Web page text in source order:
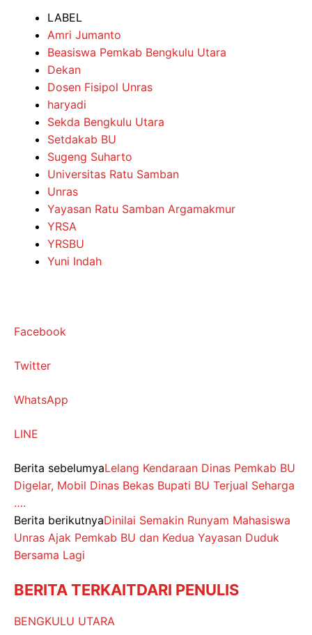
LABEL
Amri Jumanto
Beasiswa Pemkab Bengkulu Utara
Dekan
Dosen Fisipol Unras
haryadi
Sekda Bengkulu Utara
Setdakab BU
Sugeng Suharto
Universitas Ratu Samban
Unras
Yayasan Ratu Samban Argamakmur
YRSA
YRSBU
Yuni Indah
Facebook
Twitter
WhatsApp
LINE
Berita sebelumyaLelang Kendaraan Dinas Pemkab BU
Digelar, Mobil Dinas Bekas Bupati BU Terjual Seharga
….
Berita berikutnyaDinilai Semakin Runyam Mahasiswa
Unras Ajak Pemkab BU dan Kedua Yayasan Duduk
Bersama Lagi
BERITA TERKAITDARI PENULIS
BENGKULU UTARA